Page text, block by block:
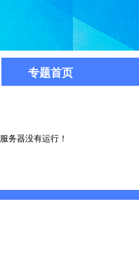
专题首页
服务器没有运行！